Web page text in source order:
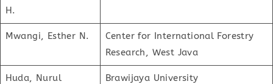
H.
Mwangi, Esther N.
Center for International Forestry
Research, West Java
Huda, Nurul Brawijaya University